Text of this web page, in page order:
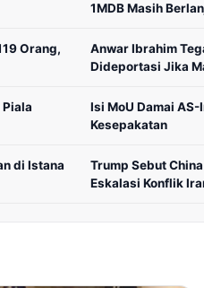
1MDB Masih
Orang,
Anwar Ibrahim
Dideportasi Jika
Isi MoU Damai
Kesepakatan
di Istana
Trump Sebut
Eskalasi Konflik